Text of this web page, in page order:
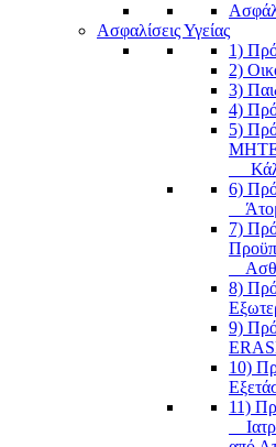
Ασφαλίσεις Υγείας
1)
2)
3)
4)
5)
6)
7)
8)
9)
10)
11)